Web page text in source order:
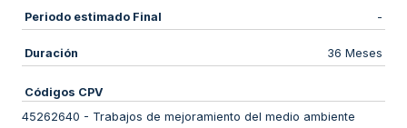
Periodo estimado Final -
Duración 36 Meses
Códigos CPV
45262640 - Trabajos de mejoramiento del medio ambiente